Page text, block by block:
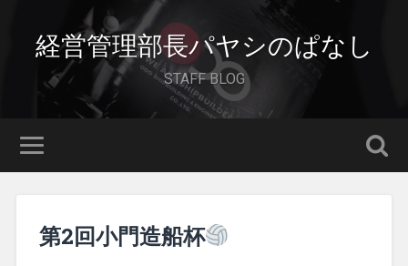
経営管理部長パヤシのぱなし
STAFF BLOG
第2回小門造船杯